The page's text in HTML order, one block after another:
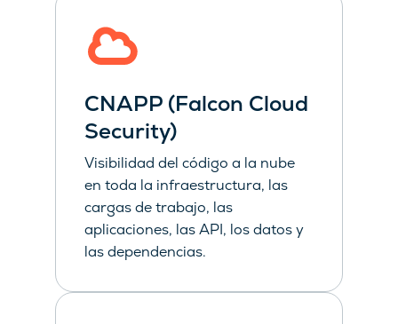
CNAPP (Falcon Cloud
Security)
Visibilidad del código a la nube
en toda la infraestructura, las
cargas de trabajo, las
aplicaciones, las API, los datos y
las dependencias.